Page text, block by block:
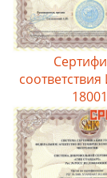
18001